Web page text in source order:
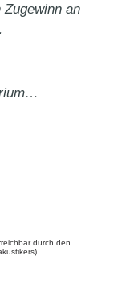
an
durch den